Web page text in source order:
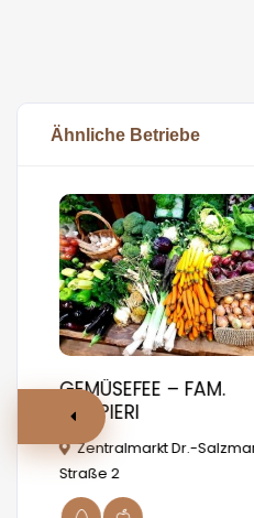
Ähnliche Betriebe
GEMÜSEFEE – FAM.
ZAMPIERI
Zentralmarkt Dr.-
Straße 2